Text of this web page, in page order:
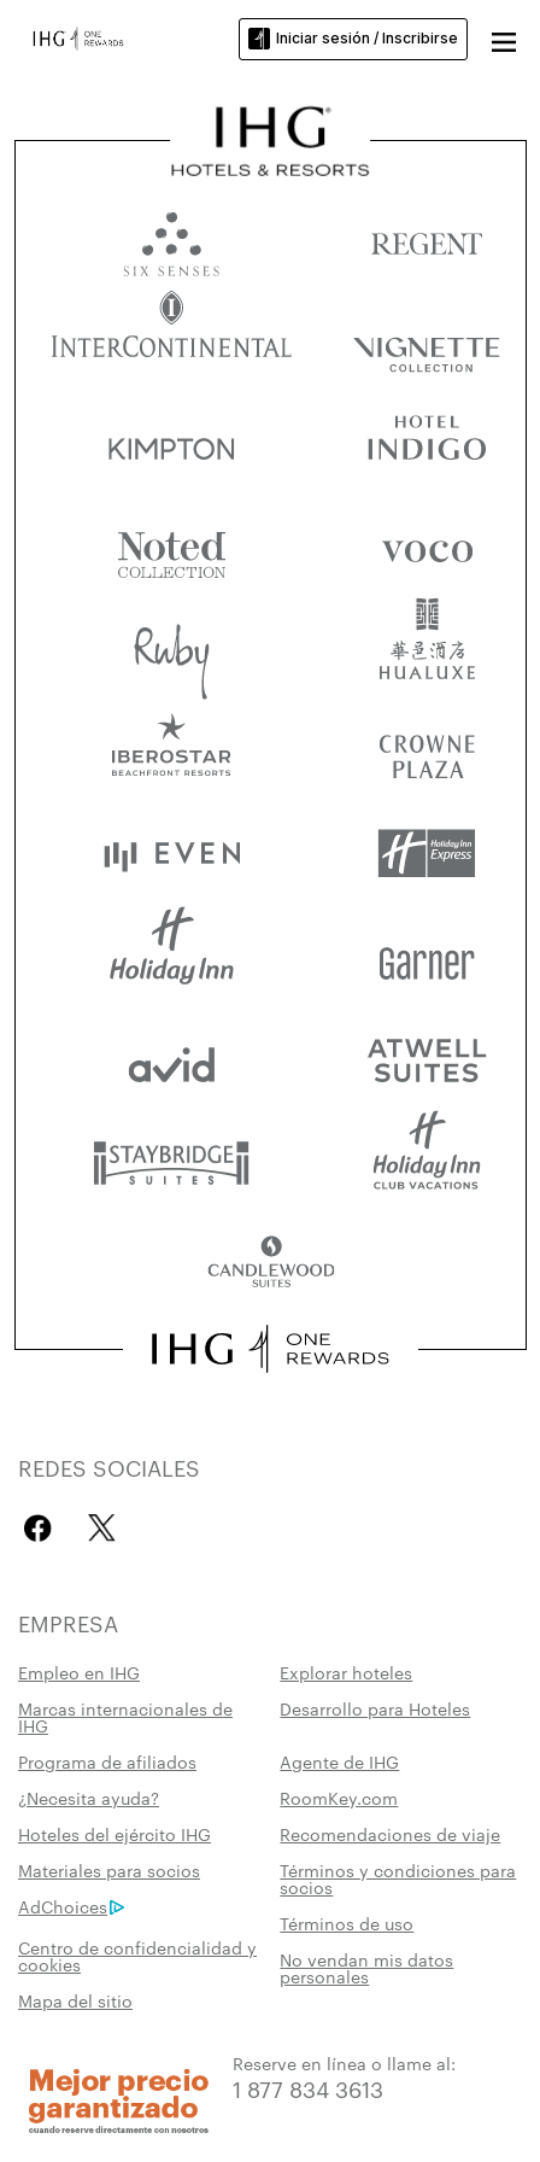
Iniciar sesión / Inscribirse
REDES SOCIALES
EMPRESA
Empleo en IHG
Explorar hoteles
Marcas internacionales de
IHG
Desarrollo para Hoteles
Programa de afiliados
Agente de IHG
¿Necesita ayuda?
RoomKey.com
Hoteles del ejército IHG
Recomendaciones de viaje
Materiales para socios
Términos y condiciones para
socios
AdChoices
Términos de uso
Centro de confidencialidad y
cookies No vendan mis datos
personales
Mapa del sitio
Reserve en línea o llame al:
1 877 834 3613
Ventaja de reservar con nosotros
Mejor Precio Garantizado
Le prometemos el precio más bajo
disponible en línea. De lo contrario, lo
igualaremos y le daremos el quíntuple de
puntos IHG® One Rewards que
corresponda, hasta un máximo de
40 000 puntos.
Su habitación está garantizada.
Sin comisiones por reserva!
No cobramos ninguna comisión de reserva